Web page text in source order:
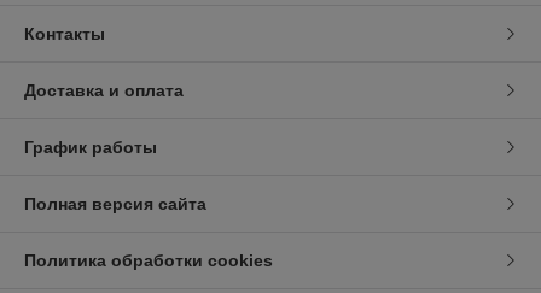
Контакты
Доставка и оплата
График работы
Полная версия сайта
Политика обработки cookies